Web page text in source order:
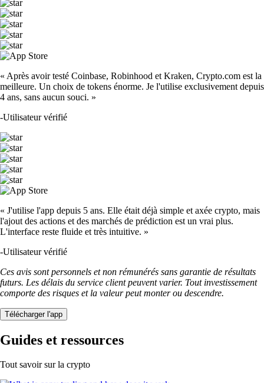
« Après avoir testé Coinbase, Robinhood et Kraken, Crypto.com est la
meilleure. Un choix de tokens énorme. Je l'utilise exclusivement depuis
4 ans, sans aucun souci. »
-Utilisateur vérifié
« J'utilise l'app depuis 5 ans. Elle était déjà simple et axée crypto, mais
l'ajout des actions et des marchés de prédiction est un vrai plus.
L'interface reste fluide et très intuitive. »
-Utilisateur vérifié
Ces avis sont personnels et non rémunérés sans garantie de résultats
futurs. Les délais du service client peuvent varier. Tout investissement
comporte des risques et la valeur peut monter ou descendre.
Télécharger l'app
Guides et ressources
Tout savoir sur la crypto